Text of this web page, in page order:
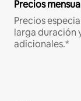
Precios
Precios
larga duración
adicionales.*